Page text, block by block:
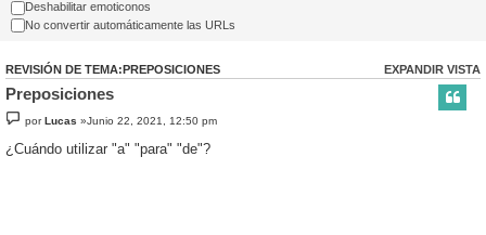
Deshabilitar emoticonos
No convertir automáticamente las URLs
EXPANDIR VISTA
REVISIÓN DE TEMA:PREPOSICIONES
Preposiciones
porLucas »Junio 22, 2021, 12:50 pm
¿Cuándo utilizar "a" "para" "de"?